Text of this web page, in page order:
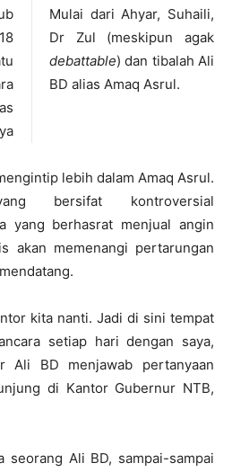
Dr Zul (meskipun agak
debattable) dan tibalah Ali
BD alias Amaq Asrul.
lebih dalam Amaq Asrul.
bersifat kontroversial
yang berhasrat menjual angin
akan memenangi pertarungan
kita nanti. Jadi di sini tempat
setiap hari dengan saya,
Ali BD menjawab pertanyaan
di Kantor Gubernur NTB,
seorang Ali BD, sampai-sampai